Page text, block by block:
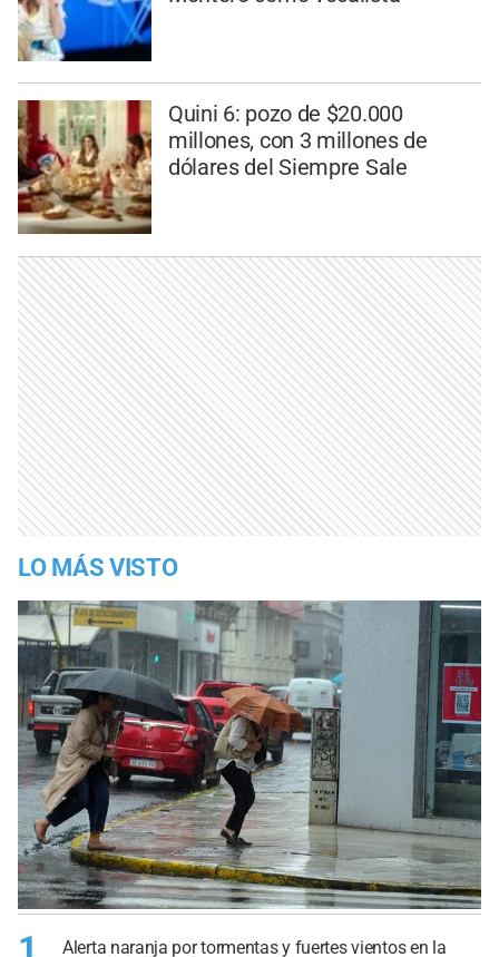
Quini 6: pozo de $20.000
millones, con 3 millones de
dólares del Siempre Sale
LO MÁS VISTO
Alerta naranja por tormentas y fuertes vientos en la